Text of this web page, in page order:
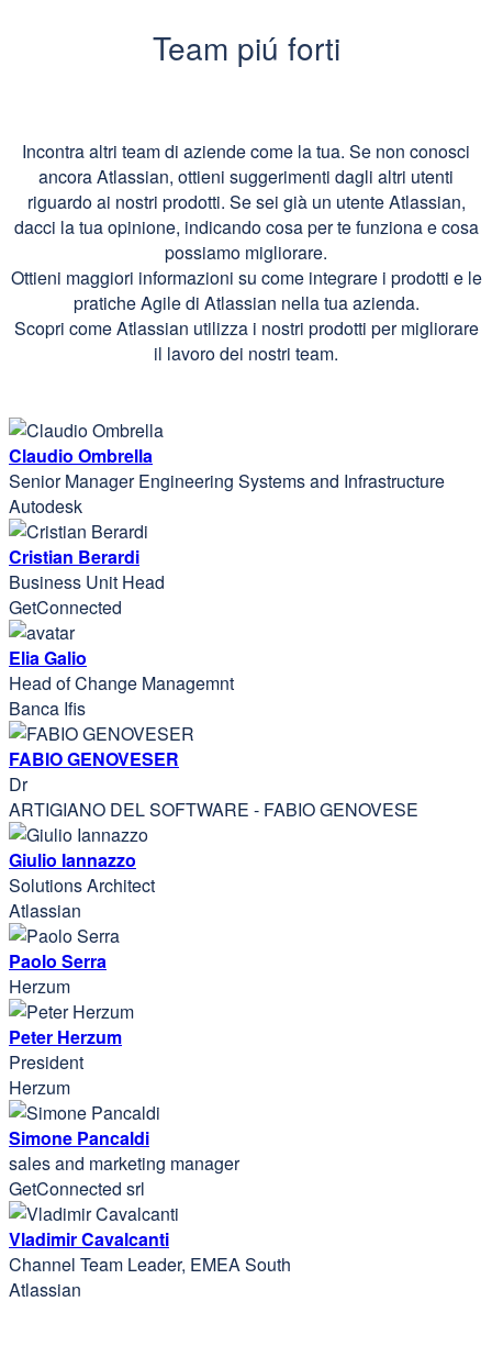
Team piú forti
Incontra altri team di aziende come la tua. Se non conosci
ancora Atlassian, ottieni suggerimenti dagli altri utenti
riguardo ai nostri prodotti. Se sei già un utente Atlassian,
dacci la tua opinione, indicando cosa per te funziona e cosa
possiamo migliorare.
Ottieni maggiori informazioni su come integrare i prodotti e le
pratiche Agile di Atlassian nella tua azienda.
Scopri come Atlassian utilizza i nostri prodotti per migliorare
il lavoro dei nostri team.
Claudio Ombrella
Senior Manager Engineering Systems and Infrastructure
Autodesk
Cristian Berardi
Business Unit Head
GetConnected
Elia Galio
Head of Change Managemnt
Banca Ifis
FABIO GENOVESER
Dr
ARTIGIANO DEL SOFTWARE - FABIO GENOVESE
Giulio Iannazzo
Solutions Architect
Atlassian
Paolo Serra
Herzum
Peter Herzum
President
Herzum
Simone Pancaldi
sales and marketing manager
GetConnected srl
Vladimir Cavalcanti
Channel Team Leader, EMEA South
Atlassian